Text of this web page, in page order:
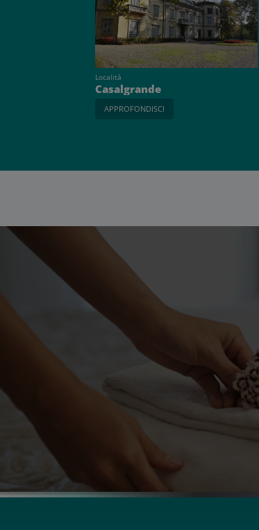
Località
Casalgrande
APPROFONDISCI